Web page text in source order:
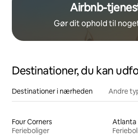
Airbnb-
Gør dit ophold til
Destinationer, du kan
Destinationer i nærheden Andre
Four Corners
Ferieboliger
Atlanta